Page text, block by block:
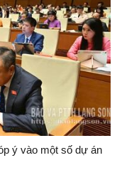
ý vào một số dự án